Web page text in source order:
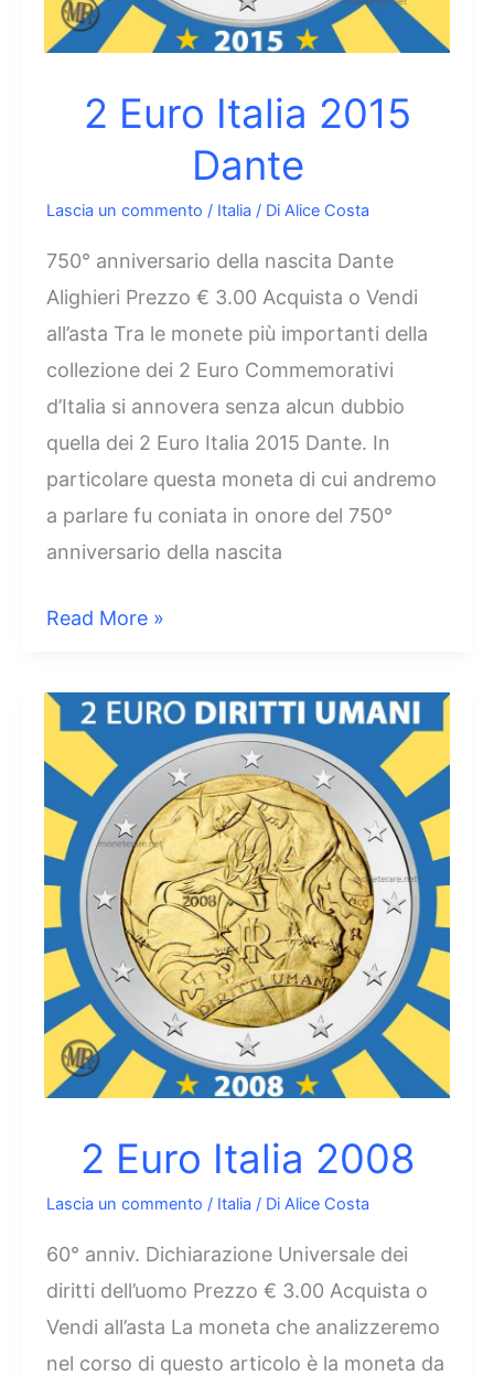
2 Euro Italia 2015
Dante
Lascia un commento / Italia / Di Alice Costa
750° anniversario della nascita Dante
Alighieri Prezzo € 3.00 Acquista o Vendi
all’asta Tra le monete più importanti della
collezione dei 2 Euro Commemorativi
d’Italia si annovera senza alcun dubbio
quella dei 2 Euro Italia 2015 Dante. In
particolare questa moneta di cui andremo
a parlare fu coniata in onore del 750°
anniversario della nascita
2
Italia
2015
Dante
Read More »
2 Euro Italia 2008
Lascia un commento / Italia / Di Alice Costa
60° anniv. Dichiarazione Universale dei
diritti dell’uomo Prezzo € 3.00 Acquista o
Vendi all’asta La moneta che analizzeremo
nel corso di questo articolo è la moneta da